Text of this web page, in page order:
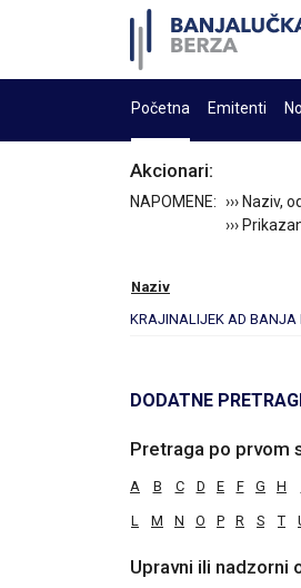
Početna Emitenti
Akcionari:
NAPOMENE: ›››
›››
Naziv
KRAJINALIJEK AD BANJA
DODATNE
Pretraga po prvom
A B C D E F G H
L M N O P R S T
Upravni ili nadzorni